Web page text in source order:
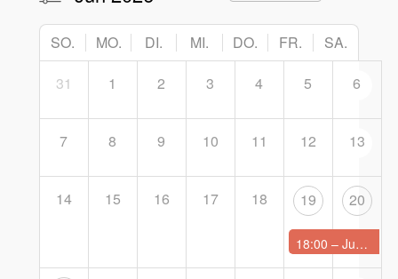
SO. MO. DI. MI. DO. FR.
SA.
31
1 2 3 4 5 6
7 8 9 10 11 12 13
14 15 16 17 18 19
18:00 – Jungbläserwochenende in Klitten
20